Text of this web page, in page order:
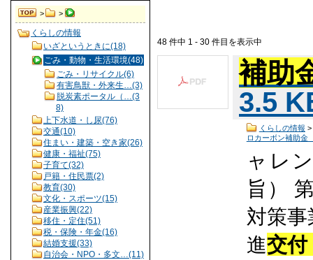
> >
くらしの情報
いざというときに(18)
ごみ・動物・生活環境(48)
ごみ・リサイクル(6)
有害鳥獣・外来生…(3)
脱炭素ポータル（…(3
8)
上下水道・し尿(76)
交通(10)
住まい・建築・空き家(26)
健康・福祉(75)
子育て(32)
戸籍・住民票(2)
教育(30)
文化・スポーツ(15)
産業振興(22)
移住・定住(51)
税・保険・年金(16)
結婚支援(33)
自治会・NPO・多文…(11)
48 件中 1 - 30 件目を表示中
補助
3.5
くらしの情報 >
ロカーボン補助金
ャレ
旨）
対策事
進交付